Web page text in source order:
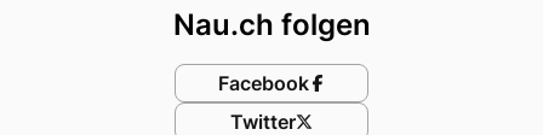
Nau.ch folgen
Facebook
Twitter